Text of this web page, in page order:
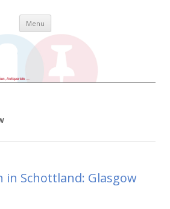
Bibliotheken, Antiquariate …
Menu Skip to content
in Schottland: Glasgow